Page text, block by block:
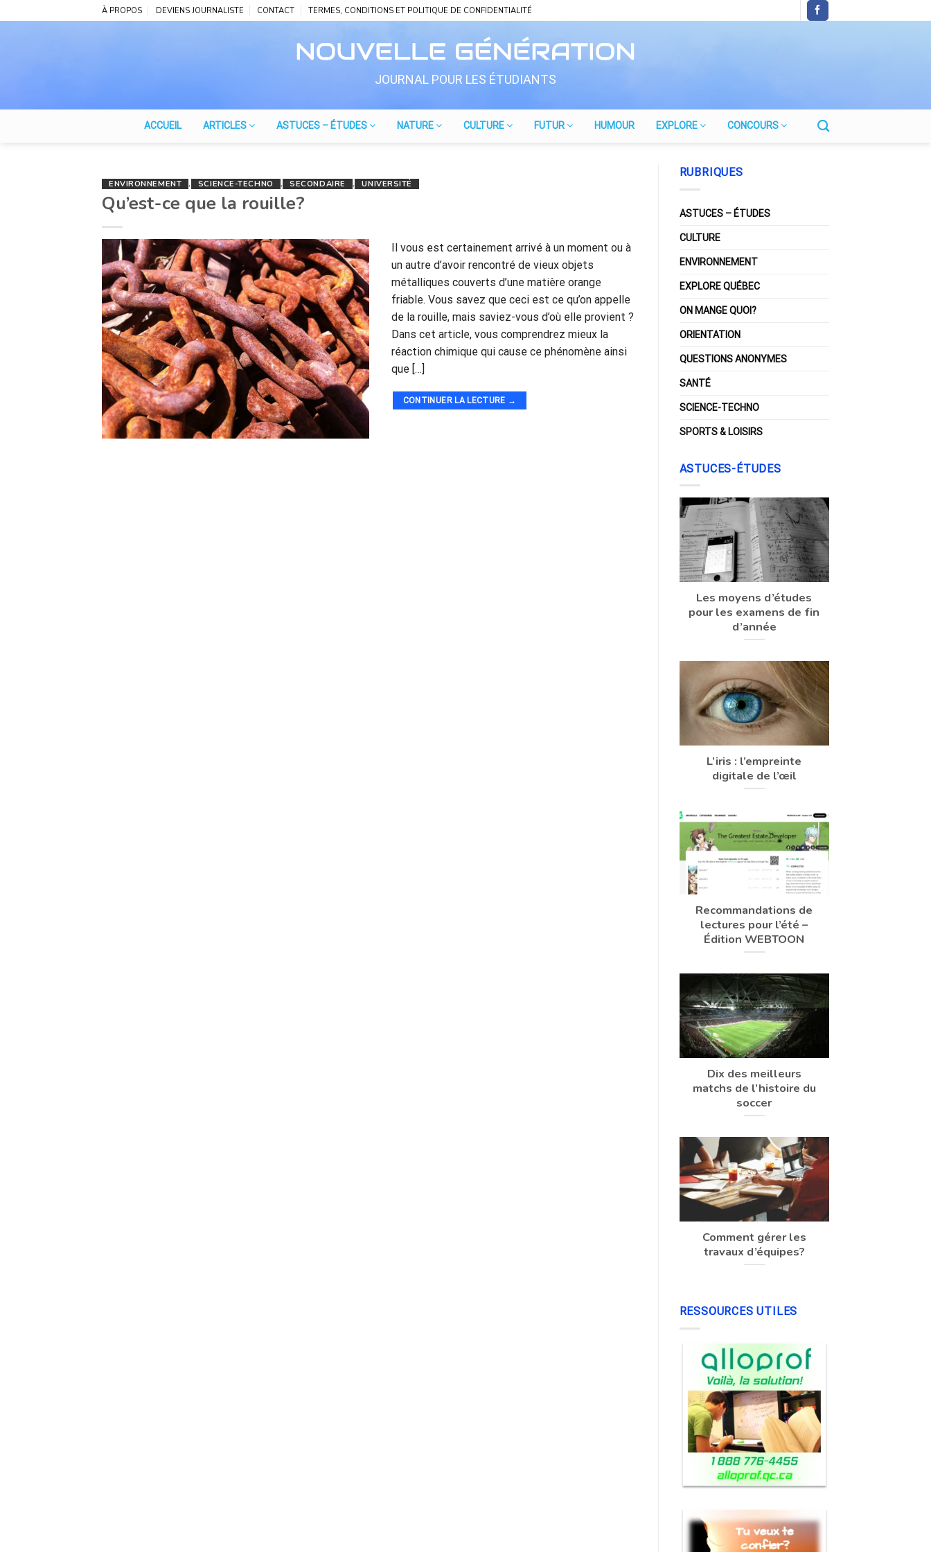
to
À PROPOS DEVIENS JOURNALISTE CONTACT TERMES, CONDITIONS ET POLITIQUE DE CONFIDENTIALITÉ
JOURNAL POUR LES ÉTUDIANTS
ACCUEIL ARTICLES ASTUCES – ÉTUDES NATURE CULTURE FUTUR HUMOUR EXPLORE CONCOURS
ENVIRONNEMENT , SCIENCE-TECHNO , SECONDAIRE , UNIVERSITÉ
Qu’est-ce que la rouille?
Il vous est certainement arrivé à un moment ou à
un autre d’avoir rencontré de vieux objets
métalliques couverts d’une matière orange
friable. Vous savez que ceci est ce qu’on appelle
de la rouille, mais saviez-vous d’où elle provient ?
Dans cet article, vous comprendrez mieux la
réaction chimique qui cause ce phénomène ainsi
que […]
CONTINUER LA LECTURE →
RUBRIQUES
ASTUCES – ÉTUDES
CULTURE
ENVIRONNEMENT
EXPLORE QUÉBEC
ON MANGE QUOI?
ORIENTATION
QUESTIONS ANONYMES
SANTÉ
SCIENCE-TECHNO
SPORTS & LOISIRS
ASTUCES-ÉTUDES
Les moyens d’études
pour les examens de fin
d’année
L’iris : l’empreinte
digitale de l’œil
Recommandations de
lectures pour l’été –
Édition WEBTOON
Dix des meilleurs
matchs de l’histoire du
soccer
Comment gérer les
travaux d’équipes?
RESSOURCES UTILES